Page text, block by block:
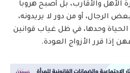
الأهل والأقارب، بل أصبح هروباً
الرجال، أو من دور لا يريدونه،
وحدها، في ظل غياب قوانين
إذا قرر الأزواج العودة.